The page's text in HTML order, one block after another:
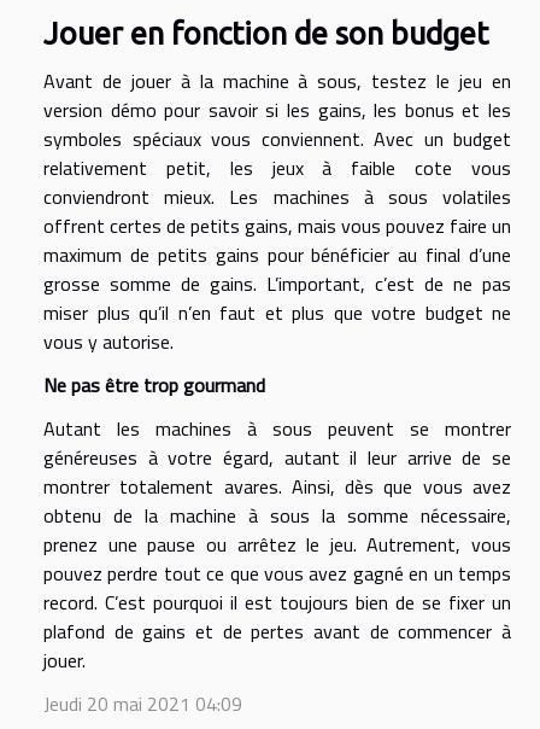
Jouer en fonction de son budget
Avant de jouer à la machine à sous, testez le jeu en
version démo pour savoir si les gains, les bonus et les
symboles spéciaux vous conviennent. Avec un budget
relativement petit, les jeux à faible cote vous
conviendront mieux. Les machines à sous volatiles
offrent certes de petits gains, mais vous pouvez faire un
maximum de petits gains pour bénéficier au final d’une
grosse somme de gains. L’important, c’est de ne pas
miser plus qu’il n’en faut et plus que votre budget ne
vous y autorise.
Ne pas être trop gourmand
Autant les machines à sous peuvent se montrer
généreuses à votre égard, autant il leur arrive de se
montrer totalement avares. Ainsi, dès que vous avez
obtenu de la machine à sous la somme nécessaire,
prenez une pause ou arrêtez le jeu. Autrement, vous
pouvez perdre tout ce que vous avez gagné en un temps
record. C’est pourquoi il est toujours bien de se fixer un
plafond de gains et de pertes avant de commencer à
jouer.
Jeudi 20 mai 2021 04:09